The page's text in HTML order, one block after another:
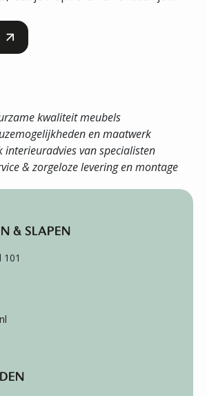
kwaliteit meubels
en maatwerk
interieuradvies van specialisten
& zorgeloze levering en montage
& SLAPEN